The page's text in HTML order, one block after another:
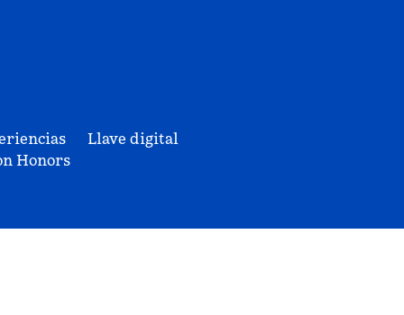
Honors
Llave digital